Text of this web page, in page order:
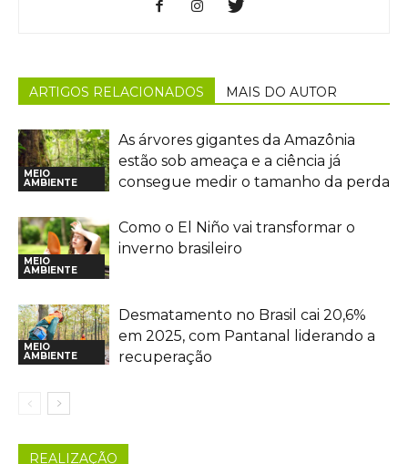
ARTIGOS RELACIONADOS MAIS DO AUTOR
MEIO
AMBIENTE
As árvores gigantes da Amazônia
estão sob ameaça e a ciência já
consegue medir o tamanho da perda
MEIO
AMBIENTE
Como o El Niño vai transformar o
inverno brasileiro
MEIO
AMBIENTE
Desmatamento no Brasil cai 20,6%
em 2025, com Pantanal liderando a
recuperação
REALIZAÇÃO